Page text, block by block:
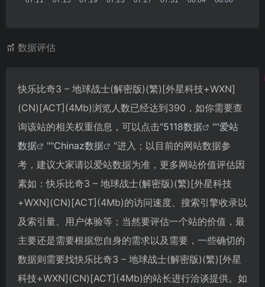
数据评估
快乐比奇3 – 地球战士(解密版)(繁)[外星科技+WXN]
(CN)[ACT](4Mb)浏览人数已经达到390，如你需要查
询该站的相关权重信息，可以点击"5118数据 ""爱站
数据
""Chinaz数据
"进入；以目前的网站数据参
考，建议大家请以爱站数据为准，更多网站价值评估因
素如：快乐比奇3 – 地球战士(解密版)(繁)[外星科技
+WXN](CN)[ACT](4Mb)的访问速度、搜索引擎收录以
及索引量、用户体验等；当然要评估一个站的价值，最
主要还是需要根据您自身的需求以及需要，一些确切的
数据则需要找快乐比奇3 – 地球战士(解密版)(繁)[外星
科技+WXN](CN)[ACT](4Mb)的站长进行洽谈提供。如